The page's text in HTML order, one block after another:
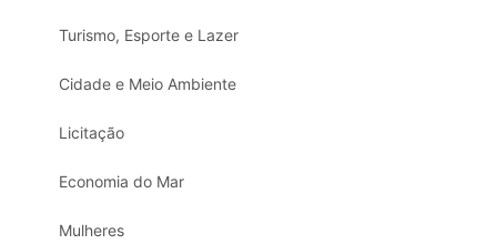
Turismo, Esporte e Lazer
Cidade e Meio Ambiente
Licitação
Economia do Mar
Mulheres